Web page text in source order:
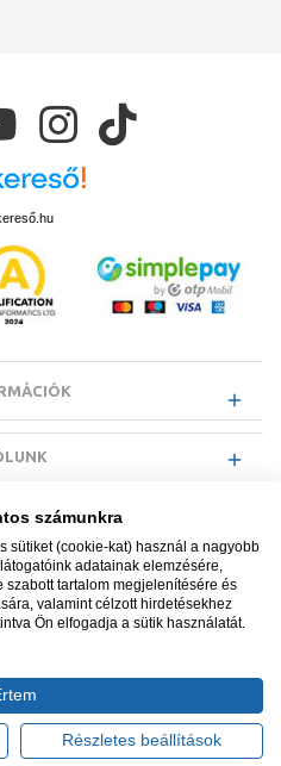
nyilvántartási száma NAIH-
+36 1 700 3500
számunkra
sütiket (cookie-kat) használ a nagyobb
adatainak elemzésére,
tartalom megjelenítésére és
valamint célzott hirdetésekhez
Ön elfogadja a sütik használatát.
Részletes beállítások